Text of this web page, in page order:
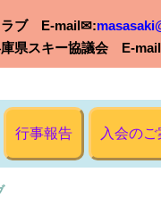
ラブ E-mail✉:
庫県スキー協議会 E-
行事報告 入会のご